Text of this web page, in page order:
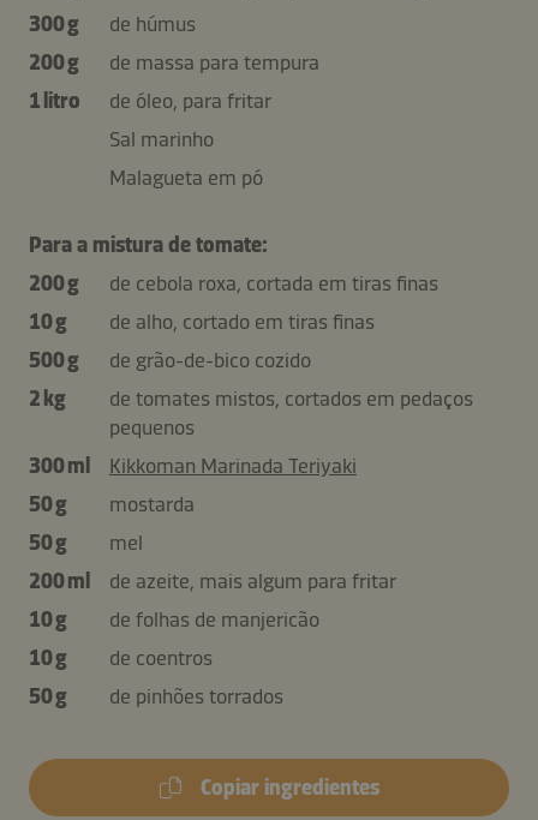
300 g
de húmus
200 g
de massa para tempura
1 litro
de óleo, para fritar
Sal marinho
Malagueta em pó
Para a mistura de tomate:
200 g
de cebola roxa, cortada em tiras finas
10 g
de alho, cortado em tiras finas
500 g
de grão-de-bico cozido
2 kg
de tomates mistos, cortados em pedaços
pequenos
300 ml
Kikkoman Marinada Teriyaki
50 g
mostarda
50 g
mel
200 ml
de azeite, mais algum para fritar
10 g
de folhas de manjericão
10 g
de coentros
50 g
de pinhões torrados
Copiar ingredientes